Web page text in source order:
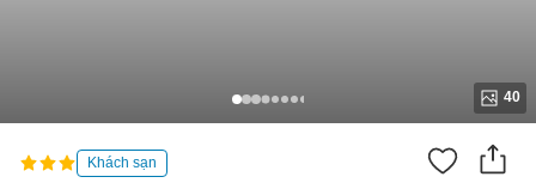
40
Khách sạn